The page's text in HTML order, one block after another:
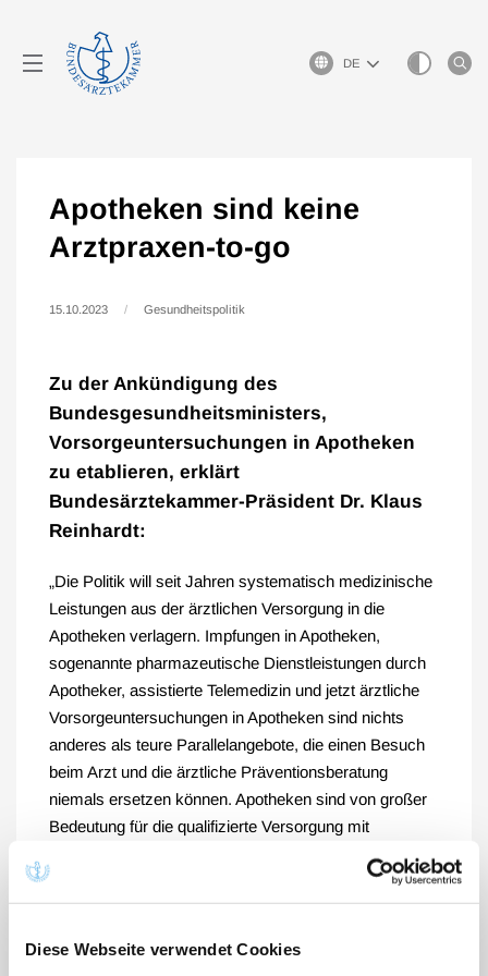
Diese Webseite verwendet Cookies
Sprachauswahl
Apotheken sind keine
Arztpraxen-to-go
15.10.2023 Gesundheitspolitik
Zu der Ankündigung des
Bundesgesundheitsministers,
Vorsorgeuntersuchungen in Apotheken
zu etablieren, erklärt
Bundesärztekammer-Präsident Dr. Klaus
Reinhardt:
„Die Politik will seit Jahren systematisch medizinische
Leistungen aus der ärztlichen Versorgung in die
Apotheken verlagern. Impfungen in Apotheken,
sogenannte pharmazeutische Dienstleistungen durch
Apotheker, assistierte Telemedizin und jetzt ärztliche
Vorsorgeuntersuchungen in Apotheken sind nichts
anderes als teure Parallelangebote, die einen Besuch
beim Arzt und die ärztliche Präventionsberatung
niemals ersetzen können. Apotheken sind von großer
Bedeutung für die qualifizierte Versorgung mit
Arzneimitteln. Sie sind aber keine Arztpraxen-to-go.
ein Laborbefund oder ein Blutdruckwert. Von der